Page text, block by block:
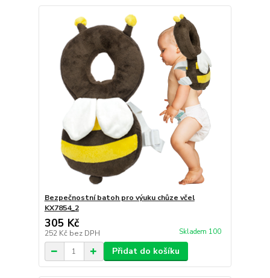
Bezpečnostní batoh pro výuku chůze včel
KX7854_2
305 Kč
252 Kč bez DPH Skladem 100
Přidat do košíku